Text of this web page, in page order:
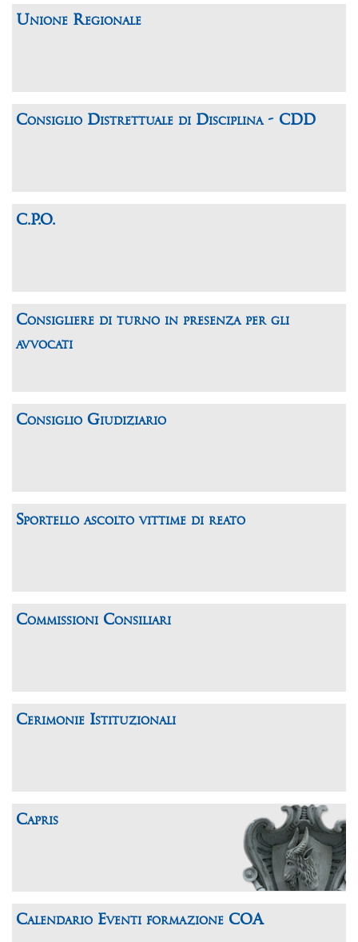
Unione Regionale
Consiglio Distrettuale di Disciplina - CDD
C.P.O.
Consigliere di turno in presenza per gli
avvocati
Consiglio Giudiziario
Sportello ascolto vittime di reato
Commissioni Consiliari
Cerimonie Istituzionali
Capris
Calendario Eventi formazione COA